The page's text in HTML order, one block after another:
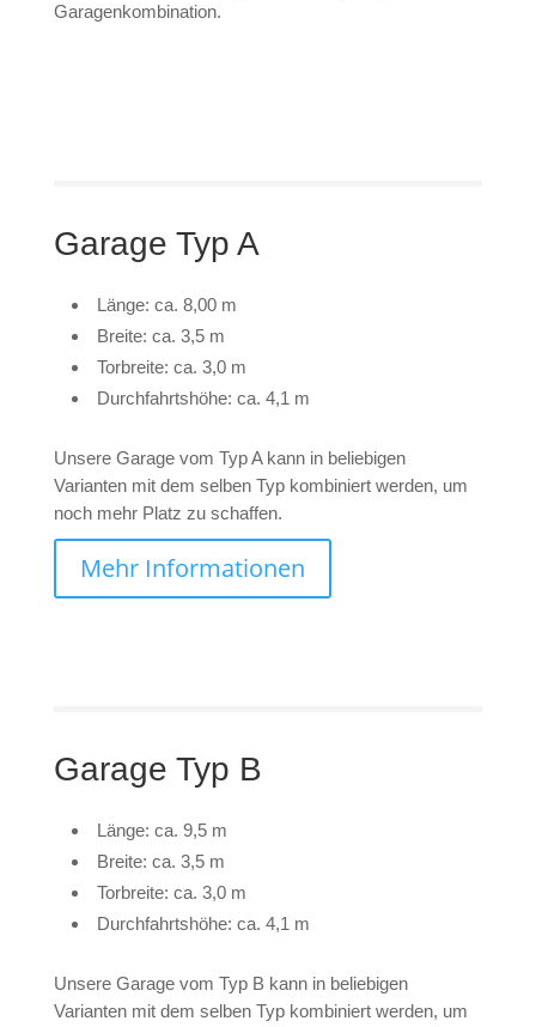
Garagenkombination.
Garage Typ A
Länge: ca. 8,00 m
Breite: ca. 3,5 m
Torbreite: ca. 3,0 m
Durchfahrtshöhe: ca. 4,1 m
Unsere Garage vom Typ A kann in beliebigen
Varianten mit dem selben Typ kombiniert werden, um
noch mehr Platz zu schaffen.
Mehr Informationen
Garage Typ B
Länge: ca. 9,5 m
Breite: ca. 3,5 m
Torbreite: ca. 3,0 m
Durchfahrtshöhe: ca. 4,1 m
Unsere Garage vom Typ B kann in beliebigen
Varianten mit dem selben Typ kombiniert werden, um